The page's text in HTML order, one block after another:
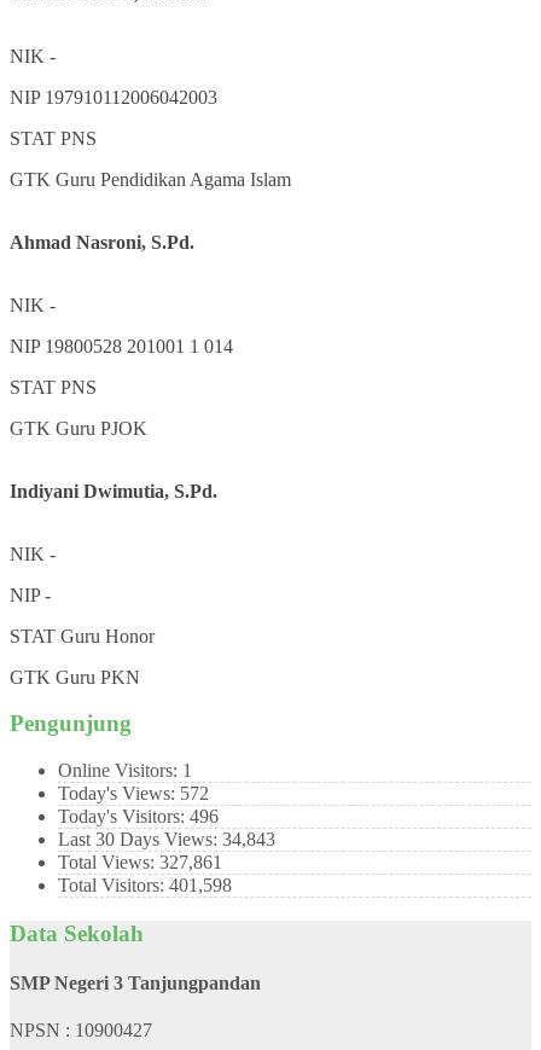
NIK -
NIP 197910112006042003
STAT PNS
GTK Guru Pendidikan Agama Islam
Ahmad Nasroni, S.Pd.
NIK -
NIP 19800528 201001 1 014
STAT PNS
GTK Guru PJOK
Indiyani Dwimutia, S.Pd.
NIK -
NIP-
STAT Guru Honor
GTK Guru PKN
Pengunjung
Online Visitors: 1
Today's Views: 572
Today's Visitors: 496
Last 30 Days Views: 34,843
Total Views: 327,861
Total Visitors: 401,598
Data Sekolah
SMP Negeri 3 Tanjungpandan
NPSN : 10900427